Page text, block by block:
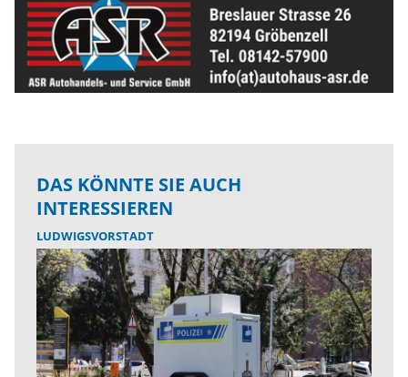
DAS KÖNNTE SIE AUCH
INTERESSIEREN
LUDWIGSVORSTADT